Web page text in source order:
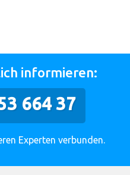
informieren:
664 37
Experten verbunden.